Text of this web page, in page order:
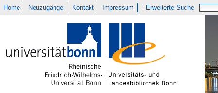
Home Neuzugänge Kontakt Impressum Erweiterte Suche